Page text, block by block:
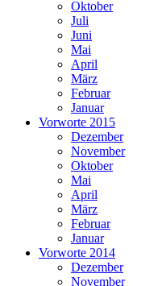
Oktober
Juli
Juni
Mai
April
März
Februar
Januar
Vorworte 2015
Dezember
November
Oktober
Mai
April
März
Februar
Januar
Vorworte 2014
Dezember
November